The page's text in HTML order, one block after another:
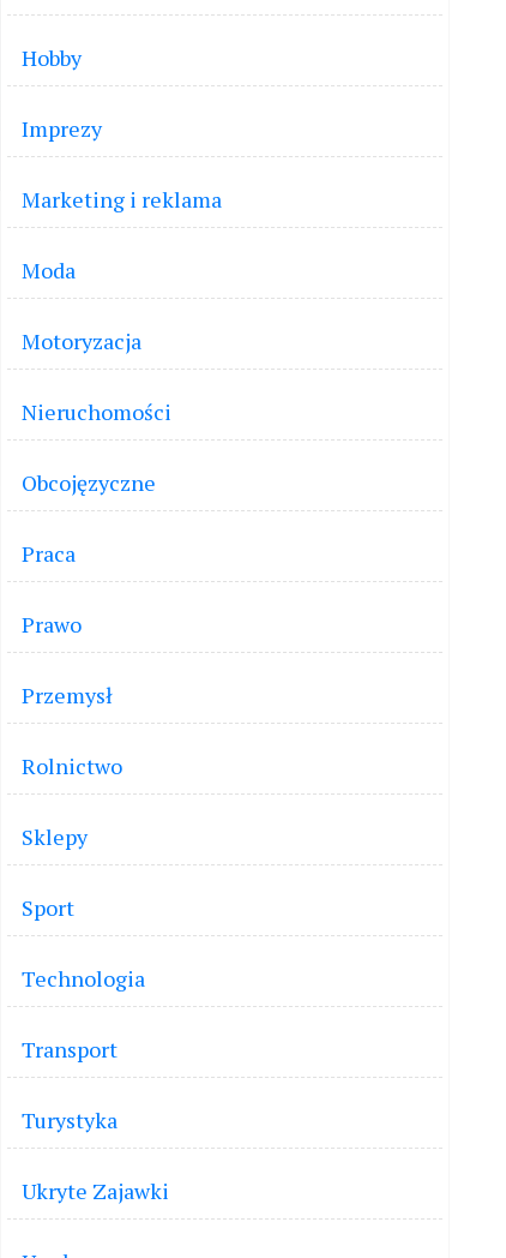
Hobby
Imprezy
Marketing i reklama
Moda
Motoryzacja
Nieruchomości
Obcojęzyczne
Praca
Prawo
Przemysł
Rolnictwo
Sklepy
Sport
Technologia
Transport
Turystyka
Ukryte Zajawki